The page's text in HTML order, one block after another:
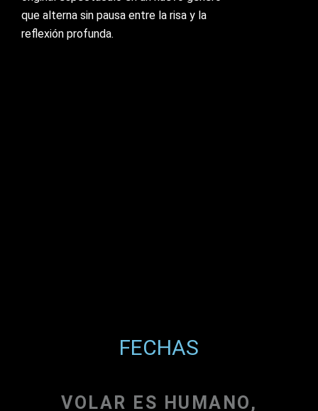
que alterna sin pausa entre la risa y la
reflexión profunda.
FECHAS
VOLAR ES HUMANO,